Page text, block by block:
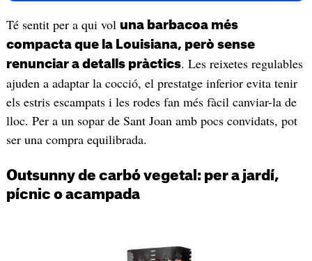
Té sentit per a qui vol una barbacoa més
compacta que la Louisiana, però sense
renunciar a detalls pràctics. Les reixetes regulables
ajuden a adaptar la cocció, el prestatge inferior evita tenir
els estris escampats i les rodes fan més fàcil canviar-la de
lloc. Per a un sopar de Sant Joan amb pocs convidats, pot
ser una compra equilibrada.
Outsunny de carbó vegetal: per a jardí,
pícnic o acampada